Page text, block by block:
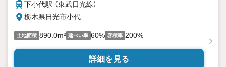
下小代駅 （東武日光線）
栃木県日光市小代
土地面積 890.0m² 建ぺい率 60% 容積率 200%
詳細を見る